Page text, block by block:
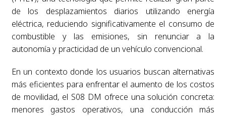
de los desplazamientos diarios utilizando energía
eléctrica, reduciendo significativamente el consumo de
combustible y las emisiones, sin renunciar a la
autonomía y practicidad de un vehículo convencional.
En un contexto donde los usuarios buscan alternativas
más eficientes para enfrentar el aumento de los costos
de movilidad, el S08 DM ofrece una solución concreta:
menores gastos operativos, una conducción más